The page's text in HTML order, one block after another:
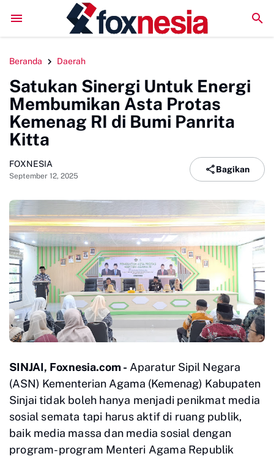
Sidang Pleno, Evaluasi Kinerja Setengah Periode Kepengurusan
Beranda Daerah
Satukan Sinergi Untuk Energi
Membumikan Asta Protas
Kemenag RI di Bumi Panrita
Kitta
FOXNESIA
September 12, 2025
Bagikan
SINJAI, Foxnesia.com - Aparatur Sipil Negara
(ASN) Kementerian Agama (Kemenag) Kabupaten
Sinjai tidak boleh hanya menjadi penikmat media
sosial semata tapi harus aktif di ruang publik,
baik media massa dan media sosial dengan
program-program Menteri Agama Republik